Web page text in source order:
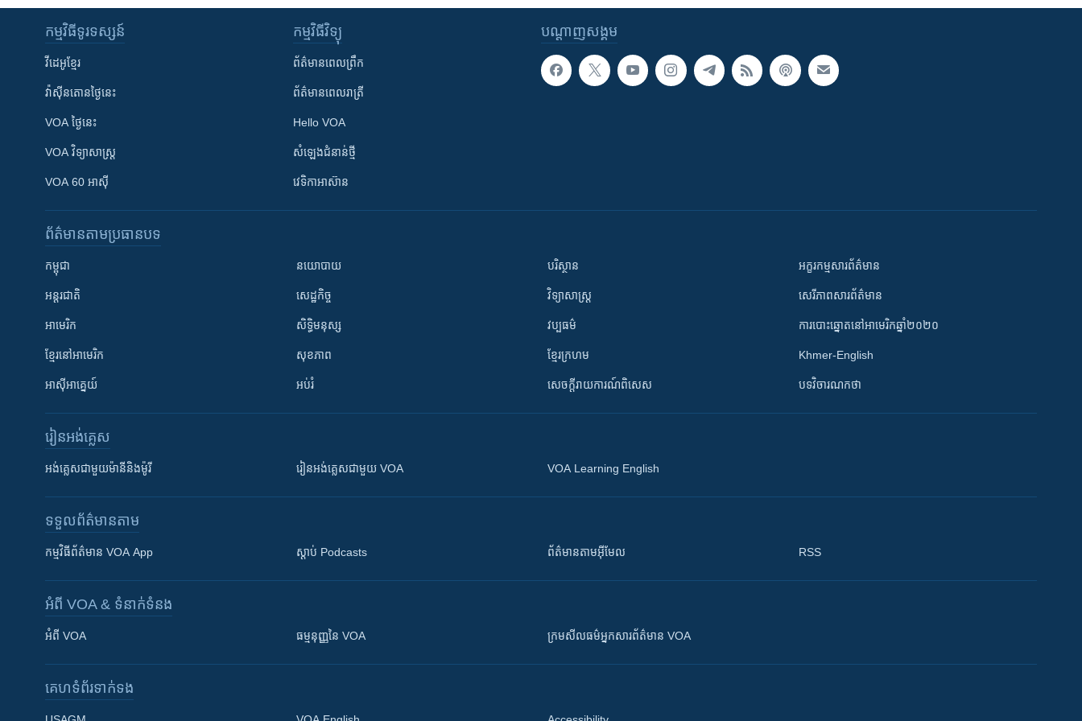
បណ្តាញ​សង្គម
កម្មវិធី​ទូរទស្សន៍
វីដេអូ​ខ្មែរ
វ៉ាស៊ីនតោន​ថ្ងៃ​នេះ
VOA ថ្ងៃនេះ
VOA ​វិទ្យាសាស្ត្រ
VOA 60 អាស៊ី
កម្មវិធី​វិទ្យុ
ព័ត៌មាន​ពេល​ព្រឹក
ព័ត៌មាន​​ពេល​រាត្រី
Hello VOA
សំឡេង​ជំនាន់​ថ្មី
វេទិកា​អាស៊ាន
ព័ត៌មាន​តាមប្រធានបទ​
កម្ពុជា
អន្តរជាតិ
អាមេរិក
ខ្មែរ​នៅអាមេរិក
អាស៊ីអាគ្នេយ៍
នយោបាយ
សេដ្ឋកិច្ច
សិទ្ធិមនុស្ស
សុខភាព
អប់រំ
បរិស្ថាន
វិទ្យាសាស្រ្ត
វប្បធម៌
ខ្មែរក្រហម
សេចក្តីរាយការណ៍ពិសេស
អក្ខរកម្មសារព័ត៌មាន
សេរីភាពសារព័ត៌មាន
ការបោះឆ្នោតនៅអាមេរិកឆ្នាំ២០២០
Khmer-English
បទវិចារណកថា
រៀន​​អង់គ្លេស
អង់គ្លេស​ជាមួយ​ម៉ានី​និង​ម៉ូរី រៀន​​​​​​អង់គ្លេស​​ជាមួយ VOA VOA Learning English
ទទួល​ព័ត៌មាន​តាម
កម្មវិធី​ព័ត៌មាន VOA App ស្តាប់ Podcasts ព័ត៌មាន​តាម​អ៊ីមែល RSS
អំពី​ VOA & ទំនាក់ទំនង
អំពី​ VOA ធម្មនុញ្ញ​នៃ VOA ក្រម​​​សីលធម៌​​​អ្នក​​​សារព័ត៌មាន VOA
គេហទំព័រ​​ទាក់ទង